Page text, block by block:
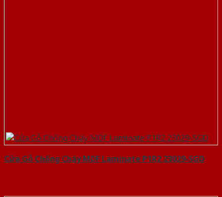
Cửa Gỗ Chống Cháy MDF Laminate P1R2 23029-SGD